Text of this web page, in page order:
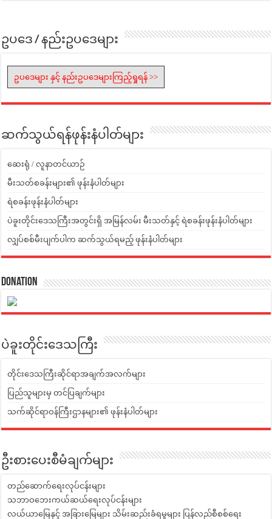
ဥပဒေ / နည်းဥပဒေများ
ဥပဒေများ နှင့် နည်းဥပဒေများကြည့်ရှုရန် >>
ဆက်သွယ်ရန်ဖုန်းနံပါတ်များ
ဆေးရုံ / လူနာတင်ယာဉ်
မီးသတ်စခန်းများ၏ ဖုန်းနံပါတ်များ
ရဲစခန်းဖုန်းနံပါတ်များ
ပဲခူးတိုင်းဒေသကြီးအတွင်းရှိ အမြန်လမ်း မီးသတ်နှင့် ရဲစခန်းဖုန်းနံပါတ်များ
လျှပ်စစ်မီးပျက်ပါက ဆက်သွယ်ရမည့် ဖုန်းနံပါတ်များ
Donation
ပဲခူးတိုင်းဒေသကြီး
တိုင်းဒေသကြီးဆိုင်ရာအချက်အလက်များ
ပြည်သူများမှ တင်ပြချက်များ
သက်ဆိုင်ရာဝန်ကြီးဌာနများ၏ ဖုန်းနံပါတ်များ
ဦးစားပေးစီမံချက်များ
တည်ဆောက်ရေးလုပ်ငန်းများ
သဘာဝဘေးကယ်ဆယ်ရေးလုပ်ငန်းများ
လယ်ယာမြေနှင့် အခြားမြေများ သိမ်းဆည်းခံရမှုများ ပြန်လည်စီစစ်ရေး